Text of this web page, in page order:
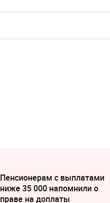
Пенсионерам с выплатами
ниже 35 000 напомнили о
праве на доплаты